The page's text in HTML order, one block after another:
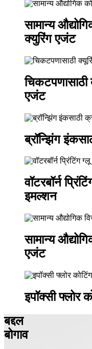
सामान्य
क्युरिंग एजंट
एजंट
ब्रॉन्झिंग
वॉटरबॉर्न
इमल्शन
सामान्य
एजंट
इपॉक्सी फ्लोर
बद्दल
बोगाव